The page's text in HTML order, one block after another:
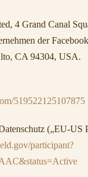
4 Grand Canal
der
CA 94304, USA.
519522125107875
(„EU-US
participant?